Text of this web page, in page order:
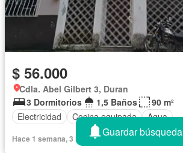
$ 56.000
Cdla. Abel Gilbert 3, Duran
3 Dormitorios
1,5 Baños
90 m²
Electricidad
Cocina equipada Agua
Hace 1 semana, 3 horas en - BRinter360
Guardar búsqueda